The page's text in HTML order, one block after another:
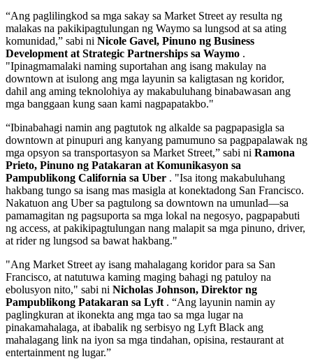
“Ang paglilingkod sa mga sakay sa Market Street ay resulta ng
malakas na pakikipagtulungan ng Waymo sa lungsod at sa ating
komunidad,” sabi ni Nicole Gavel, Pinuno ng Business
Development at Strategic Partnerships sa Waymo .
"Ipinagmamalaki naming suportahan ang isang makulay na
downtown at isulong ang mga layunin sa kaligtasan ng koridor,
dahil ang aming teknolohiya ay makabuluhang binabawasan ang
mga banggaan kung saan kami nagpapatakbo."
“Ibinabahagi namin ang pagtutok ng alkalde sa pagpapasigla sa
downtown at pinupuri ang kanyang pamumuno sa pagpapalawak ng
mga opsyon sa transportasyon sa Market Street,” sabi ni Ramona
Prieto, Pinuno ng Patakaran at Komunikasyon sa
Pampublikong California sa Uber . "Isa itong makabuluhang
hakbang tungo sa isang mas masigla at konektadong San Francisco.
Nakatuon ang Uber sa pagtulong sa downtown na umunlad—sa
pamamagitan ng pagsuporta sa mga lokal na negosyo, pagpapabuti
ng access, at pakikipagtulungan nang malapit sa mga pinuno, driver,
at rider ng lungsod sa bawat hakbang."
"Ang Market Street ay isang mahalagang koridor para sa San
Francisco, at natutuwa kaming maging bahagi ng patuloy na
ebolusyon nito," sabi ni Nicholas Johnson, Direktor ng
Pampublikong Patakaran sa Lyft . “Ang layunin namin ay
paglingkuran at ikonekta ang mga tao sa mga lugar na
pinakamahalaga, at ibabalik ng serbisyo ng Lyft Black ang
mahalagang link na iyon sa mga tindahan, opisina, restaurant at
entertainment ng lugar.”